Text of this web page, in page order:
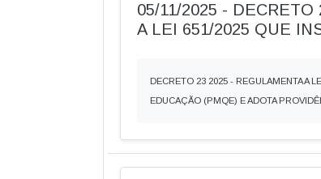
05/11/2025 -
A LEI 651/2025 QUE
DECRETO 23 2025 - REGULAMENTA A
EDUCAÇÃO (PMQE) E ADOTA